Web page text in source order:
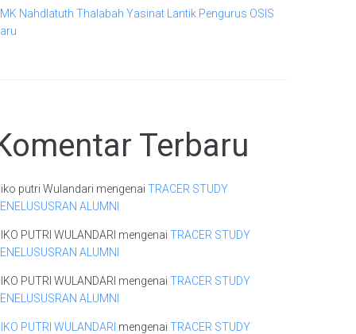
Nahdlatuth Thalabah Yasinat Lantik Pengurus OSIS
Terbaru
putri Wulandari mengenai TRACER STUDY
ALUMNI
PUTRI WULANDARI mengenai TRACER STUDY
ALUMNI
PUTRI WULANDARI mengenai TRACER STUDY
ALUMNI
PUTRI WULANDARI mengenai TRACER STUDY